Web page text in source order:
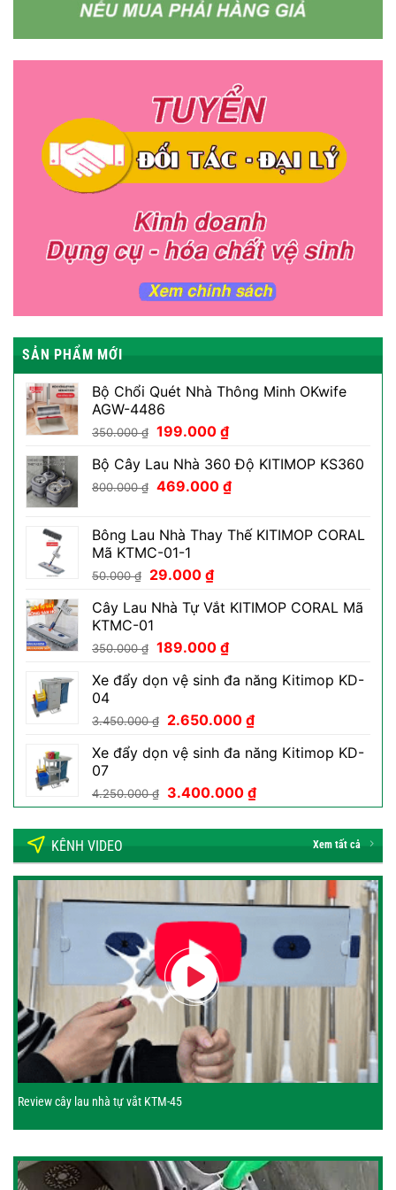
SẢN PHẨM MỚI
Bộ Chổi Quét Nhà Thông Minh OKwife
AGW-4486
350.000₫ Giá
là:
350.000 ₫.
199.000 ₫Giá
tại
là:
Bộ Cây Lau Nhà 360 Độ KITIMOP KS360
800.000₫ Giá
800.000 ₫.
469.000 ₫Giá
là:
Bông Lau Nhà Thay Thế KITIMOP CORAL
Mã KTMC-01-1
50.000₫
Giá
là:
50.000 ₫.
29.000 ₫Giá
tại
29.000 ₫.
Cây Lau Nhà Tự Vắt KITIMOP CORAL Mã
KTMC-01
350.000₫ Giá
là:
189.000 ₫Giá
tại
189.000 ₫.
Xe đẩy dọn vệ sinh đa năng Kitimop KD-
04
3.450.000₫
Giá
là:
2.650.000 ₫Giá
tại
2.650.000 ₫.
Xe đẩy dọn vệ sinh đa năng Kitimop KD-
07
4.250.000₫
Giá
gốc
là:
3.400.000 ₫Giá
hiện
tại
3.400.000 ₫.
KÊNH VIDEO Xem tất cả
Review cây lau nhà tự vắt KTM-45